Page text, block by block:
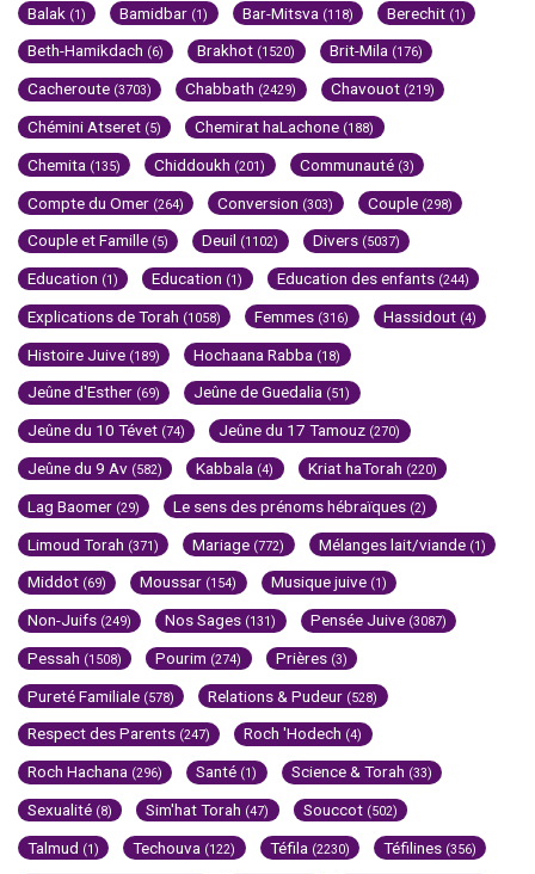
Balak (1) Bamidbar (1) Bar-Mitsva (118) Berechit (1)
Beth-Hamikdach (6) Brakhot (1520) Brit-Mila (176)
Cacheroute (3703) Chabbath (2429) Chavouot (219)
Chémini Atseret (5) Chemirat haLachone (188)
Chemita (135) Chiddoukh (201) Communauté (3)
Compte du Omer (264) Conversion (303) Couple (298)
Couple et Famille (5) Deuil (1102) Divers (5037)
Education (1) Education (1) Education des enfants (244)
Explications de Torah (1058) Femmes (316) Hassidout (4)
Histoire Juive (189) Hochaana Rabba (18)
Jeûne d'Esther (69) Jeûne de Guedalia (51)
Jeûne du 10 Tévet (74) Jeûne du 17 Tamouz (270)
Jeûne du 9 Av (582) Kabbala (4) Kriat haTorah (220)
Lag Baomer (29) Le sens des prénoms hébraïques (2)
Limoud Torah (371) Mariage (772) Mélanges lait/viande (1)
Middot (69) Moussar (154) Musique juive (1)
Non-Juifs (249) Nos Sages (131) Pensée Juive (3087)
Pessah (1508) Pourim (274) Prières (3)
Pureté Familiale (578) Relations & Pudeur (528)
Respect des Parents (247) Roch 'Hodech (4)
Roch Hachana (296) Santé (1) Science & Torah (33)
Sexualité (8) Sim'hat Torah (47) Souccot (502)
Talmud (1) Techouva (122) Téfila (2230) Téfilines (356)